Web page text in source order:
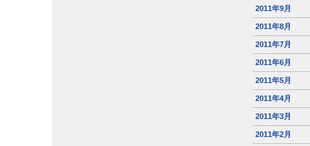
2011年9月
2011年8月
2011年7月
2011年6月
2011年5月
2011年4月
2011年3月
2011年2月